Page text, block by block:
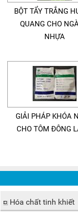
BỘT TẨY TRẮNG
QUANG CHO
NHỰA
GIẢI PHÁP KHÓA
CHO TÔM ĐÔNG
Hóa chất tinh khiết